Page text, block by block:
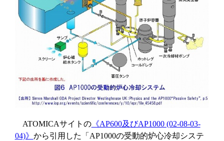
ATOMICAサイトの《AP600及びAP1000 (02-08-03-
04)》 から引用した「AP1000の受動的炉心冷却システ